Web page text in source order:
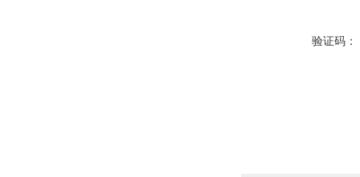
验证码：